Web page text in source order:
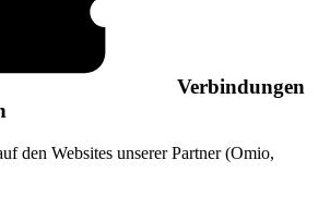
Verbindungen
den Websites unserer Partner (Omio,